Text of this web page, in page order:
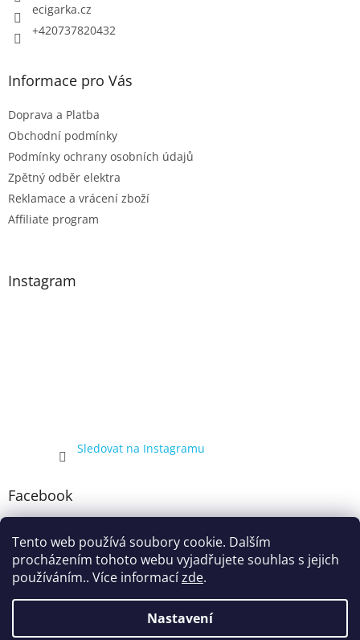
Tento web používá soubory cookie. Dalším
procházením tohoto webu vyjadřujete souhlas s jejich
používáním.. Více informacízde.
Nastavení
ecigarka.cz
+420737820432
Informace pro Vás
Doprava a Platba
Obchodní podmínky
Podmínky ochrany osobních údajů
Zpětný odběr elektra
Reklamace a vrácení zboží
Affiliate program
Instagram
Sledovat na Instagramu
Facebook
Vytvořil Shoptet